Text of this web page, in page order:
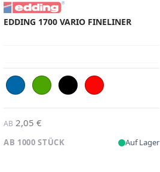
EDDING 1700 VARIO FINELINER
AB 2,05 €
AB 1000 STÜCK Auf Lager